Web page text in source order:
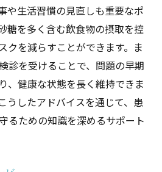
や生活習慣の見直しも重要なポ
糖を多く含む飲食物の摂取を控
クを減らすことができます。ま
診を受けることで、問題の早期
、健康な状態を長く維持できま
うしたアドバイスを通じて、患
るための知識を深めるサポート